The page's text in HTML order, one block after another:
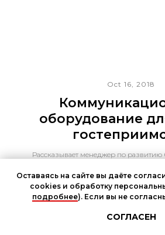
Oct 16, 2018
оборудование
Рассказывает менеджер по
Оставаясь на сайте вы даёте
cookies и обработку
подробнее). Если вы не
СОГЛАСЕН